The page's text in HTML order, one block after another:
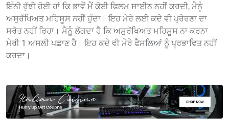
ਇੰਨੀ ਰੁੱਝੀ ਹੋਈ ਹਾਂ ਕਿ ਭਾਵੇਂ ਮੈਂ ਕੋਈ ਫਿਲਮ ਸਾਈਨ ਨਹੀਂ ਕਰਦੀ, ਮੈਨੂੰ
ਅਸੁਰੱਖਿਅਤ ਮਹਿਸੂਸ ਨਹੀਂ ਹੁੰਦਾ। ਇਹ ਮੇਰੇ ਲਈ ਕਦੇ ਵੀ ਪ੍ਰੇਰਣਾ ਦਾ
ਸਰੋਤ ਨਹੀਂ ਰਿਹਾ। ਮੈਨੂੰ ਲੱਗਦਾ ਹੈ ਕਿ ਅਸੁਰੱਖਿਅਤ ਮਹਿਸੂਸ ਨਾ ਕਰਨਾ
ਮੇਰੀ 1 ਅਸਲੀ ਪਛਾਣ ਹੈ। ਇਹ ਕਦੇ ਵੀ ਮੇਰੇ ਫੈਸਲਿਆਂ ਨੂੰ ਪ੍ਰਭਾਵਿਤ ਨਹੀਂ
ਕਰਦਾ।